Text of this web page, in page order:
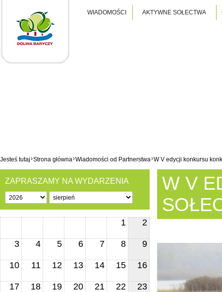
WIADOMOŚCI AKTYWNE SOŁECTWA
Jesteś tutaj›Strona główna›Wiadomości od Partnerstwa›W V edycji konkursu
ZAPRASZAMY NA WYDARZENIA
1 2
3 4 5 6 7 8 9
10 11 12 13 14 15 16
17 18 19 20 21 22 23
W V